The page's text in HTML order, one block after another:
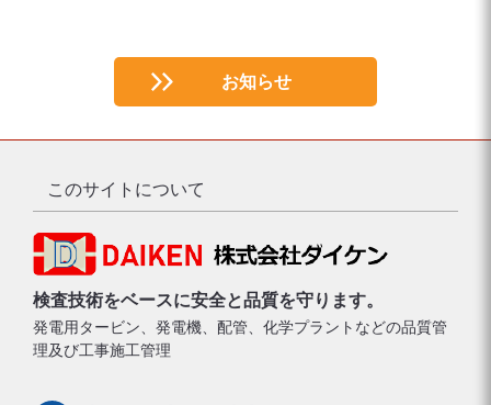
お知らせ
このサイトについて
検査技術をベースに安全と品質を守ります。
発電用タービン、発電機、配管、化学プラントなどの品質管
理及び工事施工管理